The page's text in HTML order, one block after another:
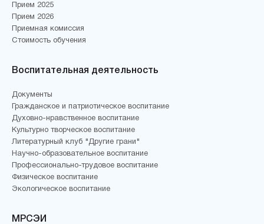
Прием 2025
Прием 2026
Приемная комиссия
Стоимость обучения
Воспитательная деятельность
Документы
Гражданское и патриотическое воспитание
Духовно-нравственное воспитание
Культурно творческое воспитание
Литературный клуб "Другие грани"
Научно-образовательное воспитание
Профессионально-трудовое воспитание
Физическое воспитание
Экологическое воспитание
МРСЭИ